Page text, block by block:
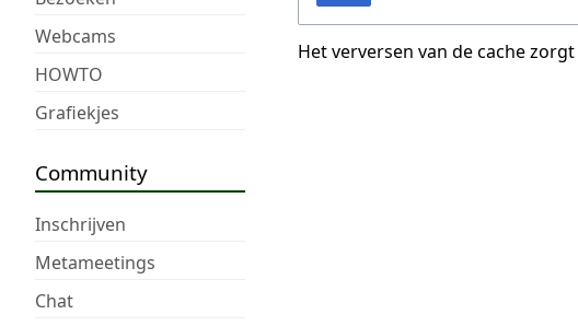
Webcams
HOWTO
Grafiekjes
Community
Inschrijven
Metameetings
Chat
Het verversen van de cache